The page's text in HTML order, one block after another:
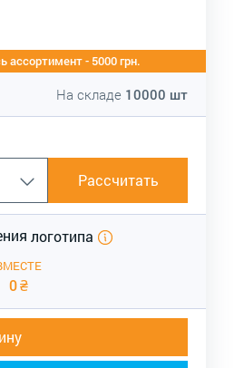
ассортимент - 5000 грн.
На складе 10000 шт
Рассчитать
логотипа
0₴